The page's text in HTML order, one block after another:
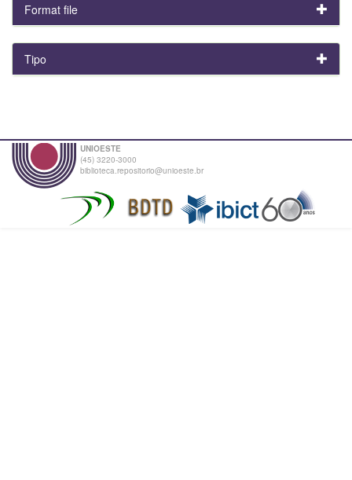
Format file
Tipo
UNIOESTE
(45) 3220-3000
biblioteca.repositorio@unioeste.br